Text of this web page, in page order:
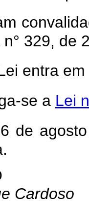
329, de
entra
se a Lei
de
Cardoso